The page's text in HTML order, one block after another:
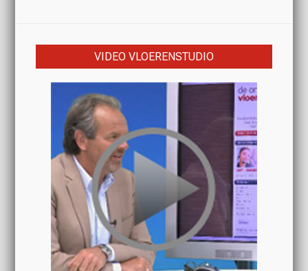
VIDEO VLOERENSTUDIO